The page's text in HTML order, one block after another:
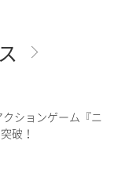
ションゲーム『ニ
破！